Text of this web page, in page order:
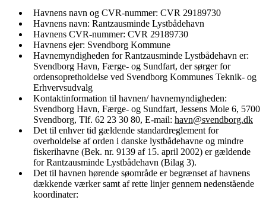
Havnens navn og CVR-nummer: CVR 29189730
Havnens navn: Rantzausminde Lystbådehavn
Havnens CVR-nummer: CVR 29189730
Havnens ejer: Svendborg Kommune
Havnemyndigheden for Rantzausminde Lystbådehavn er:
Svendborg Havn, Færge- og Sundfart, der sørger for
ordensopretholdelse ved Svendborg Kommunes Teknik- og
Erhvervsudvalg
Kontaktinformation til havnen/ havnemyndigheden:
Svendborg Havn, Færge- og Sundfart, Jessens Mole 6, 5700
Svendborg, Tlf. 62 23 30 80, E-mail: havn@svendborg.dk
Det til enhver tid gældende standardreglement for
overholdelse af orden i danske lystbådehavne og mindre
fiskerihavne (Bek. nr. 9139 af 15. april 2002) er gældende
for Rantzausminde Lystbådehavn (Bilag 3).
Det til havnen hørende søområde er begrænset af havnens
dækkende værker samt af rette linjer gennem nedenstående
koordinater: